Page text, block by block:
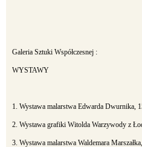
Galeria Sztuki Współczesnej :
WYSTAWY
1. Wystawa malarstwa Edwarda Dwurnika,
2. Wystawa grafiki Witolda Warzywody z
3. Wystawa malarstwa Waldemara